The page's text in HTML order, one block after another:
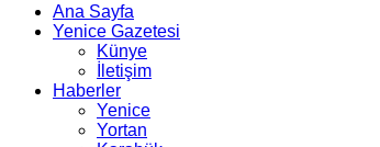
Ana Sayfa
Yenice Gazetesi
Künye
İletişim
Haberler
Yenice
Yortan